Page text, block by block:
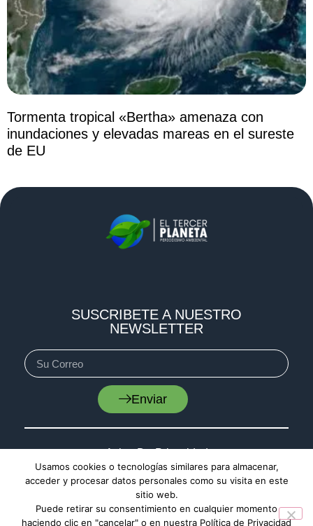
Tormenta tropical «Bertha» amenaza con
inundaciones y elevadas mareas en el sureste
de EU
SUSCRIBETE A NUESTRO
NEWSLETTER
Enviar
Aviso De Privacidad
Cookies
Mapa De Sitio
Usamos cookies o tecnologías similares para almacenar,
acceder y procesar datos personales como su visita en este
sitio web.
Puede retirar su consentimiento en cualquier momento
haciendo clic en "cancelar" o en nuestra Política de Privacidad